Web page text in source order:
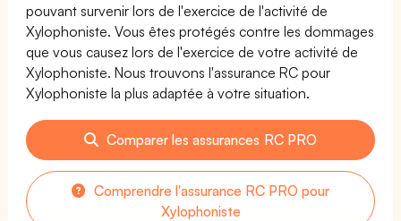
pouvant survenir lors de l'exercice de l'activité de
Xylophoniste. Vous êtes protégés contre les dommages
que vous causez lors de l'exercice de votre activité de
Xylophoniste. Nous trouvons l'assurance RC pour
Xylophoniste la plus adaptée à votre situation.
Comparer les assurances RC PRO
Comprendre l'assurance RC PRO pour
Xylophoniste